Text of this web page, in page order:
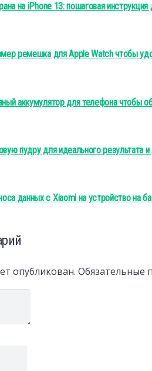
на iPhone 13: пошаговая инструкция
ремешка для Apple Watch чтобы
аккумулятор для телефона чтобы
пудру для идеального результата и
данных с Xiaomi на устройство на
опубликован. Обязательные